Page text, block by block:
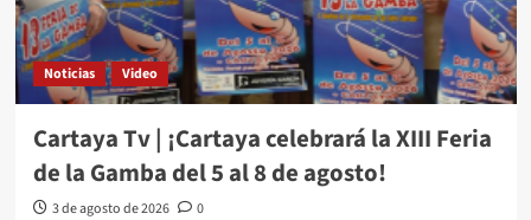
Noticias Video
Cartaya Tv | ¡Cartaya celebrará la XIII Feria
de la Gamba del 5 al 8 de agosto!
3 de agosto de 2026 0